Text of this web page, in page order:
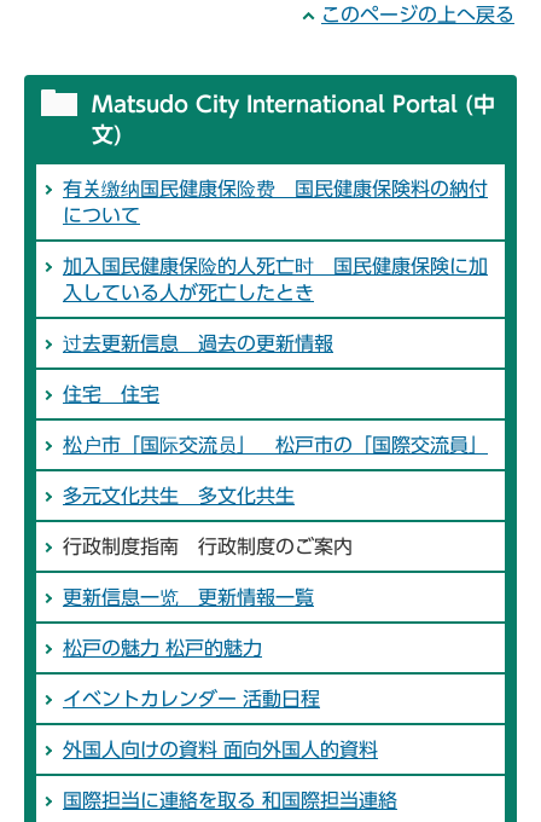
このページの上へ戻る
Matsudo City International Portal (中
文)
有关缴纳国民健康保险费 国民健康保険料の納付
について
加入国民健康保险的人死亡时 国民健康保険に加
入している人が死亡したとき
过去更新信息 過去の更新情報
住宅 住宅
松户市「国际交流员」 松戸市の「国際交流員」
多元文化共生 多文化共生
行政制度指南 行政制度のご案内
更新信息一览 更新情報一覧
松戸の魅力 松戸的魅力
イベントカレンダー 活動日程
外国人向けの資料 面向外国人的資料
国際担当に連絡を取る 和国際担当連絡